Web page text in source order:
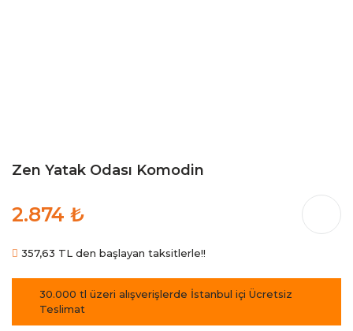
Zen Yatak Odası Komodin
2.874 ₺
357,63 TL den başlayan taksitlerle!!
30.000 tl üzeri alışverişlerde İstanbul içi Ücretsiz
Teslimat